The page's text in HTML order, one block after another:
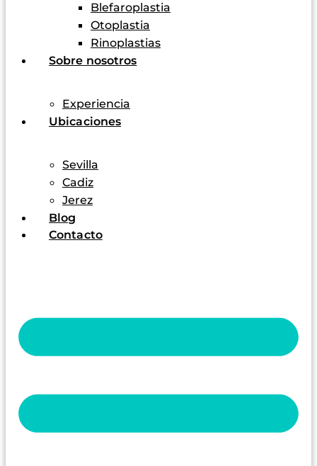
Blefaroplastia
Otoplastia
Rinoplastias
Sobre nosotros
Experiencia
Ubicaciones
Sevilla
Cadiz
Jerez
Blog
Contacto